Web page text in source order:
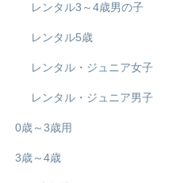
レンタル3～4歳男の子
レンタル5歳
レンタル・ジュニア女子
レンタル・ジュニア男子
0歳～3歳用
3歳～4歳